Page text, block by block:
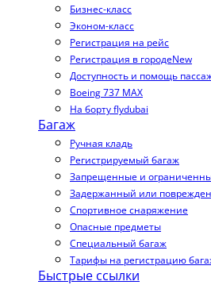
Бизнес-класс
Эконом-класс
Регистрация на рейс
Регистрация в городеNew
Доступность и помощь
Boeing 737 MAX
На борту flydubai
Багаж
Ручная кладь
Регистрируемый багаж
Запрещенные и
Задержанный или
Спортивное снаряжение
Опасные предметы
Специальный багаж
Тарифы на регистрацию
Быстрые ссылки